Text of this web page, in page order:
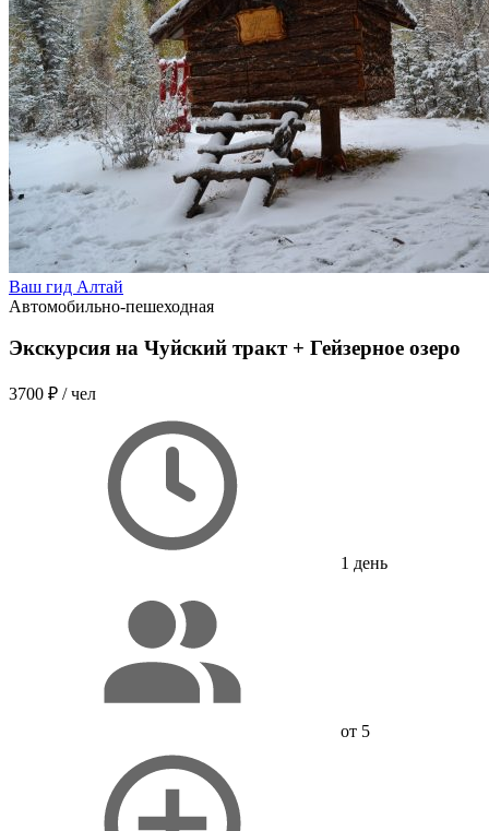
Ваш гид Алтай
Автомобильно-пешеходная
Экскурсия на Чуйский тракт + Гейзерное озеро
3700 ₽ / чел
1 день
от 5